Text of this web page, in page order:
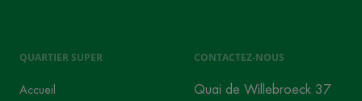
QUARTIER SUPER
Accueil
CONTACTEZ-NOUS
Quai de Willebroeck 37